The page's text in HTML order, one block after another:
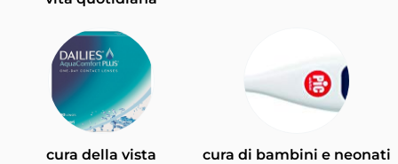
cura della vista cura di bambini e neonati